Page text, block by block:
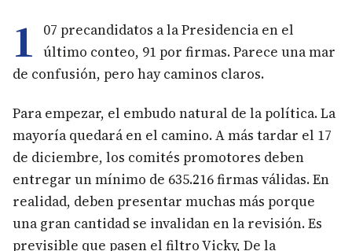
1
07 precandidatos a la Presidencia en el
último conteo, 91 por firmas. Parece una mar
de confusión, pero hay caminos claros.
Para empezar, el embudo natural de la política. La
mayoría quedará en el camino. A más tardar el 17
de diciembre, los comités promotores deben
entregar un mínimo de 635.216 firmas válidas. En
realidad, deben presentar muchas más porque
una gran cantidad se invalidan en la revisión. Es
previsible que pasen el filtro Vicky, De la